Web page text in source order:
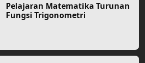
Pelajaran Matematika Turunan
Fungsi Trigonometri